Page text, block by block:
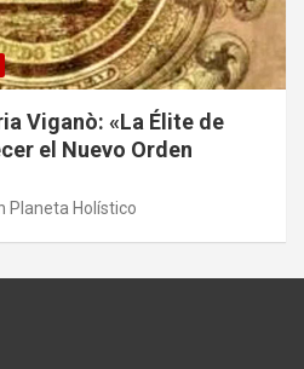
Viganò: «La Élite de
el Nuevo Orden
Planeta Holístico